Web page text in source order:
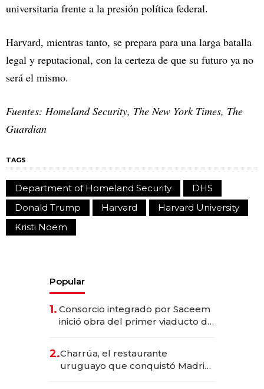
universitaria frente a la presión política federal.
Harvard, mientras tanto, se prepara para una larga batalla
legal y reputacional, con la certeza de que su futuro ya no
será el mismo.
Fuentes: Homeland Security, The New York Times, The
Guardian
TAGS
Department of Homeland Security
DHS
Donald Trump
Harvard
Harvard University
Kristi Noem
Popular
1. Consorcio integrado por Saceem
inició obra del primer viaducto de
millones
2.Charrúa, el restaurante
uruguayo que conquistó Madrid: